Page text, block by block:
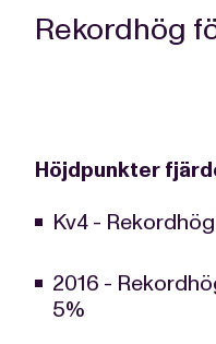
Rekordhög
Höjdpunkter
Kv4 -
2016 -
5%